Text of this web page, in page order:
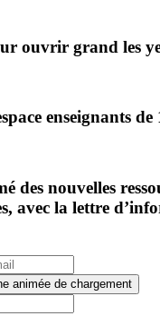
ouvrir grand les
enseignants
des nouvelles
avec la lettre